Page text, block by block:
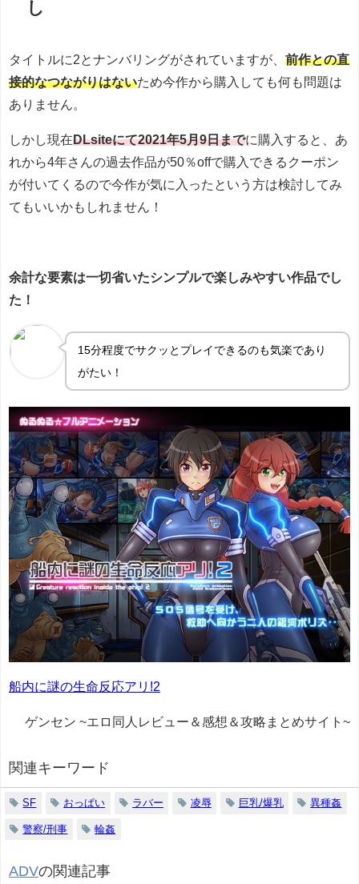
し
タイトルに2とナンバリングがされていますが、 前作との直
接的なつながりはないため今作から購入しても何も問題は
ありません。
しかし現在DLsiteにて2021年5月9日までに購入すると、あ
れから4年さんの過去作品が50％offで購入できるクーポン
が付いてくるので今作が気に入ったという方は検討してみ
てもいいかもしれません！
余計な要素は一切省いたシンプルで楽しみやすい作品でし
た！
15分程度でサクッとプレイできるのも気楽であり
がたい！
船内に謎の生命反応アリ!2
ゲンセン ~エロ同人レビュー＆感想＆攻略まとめサイト~
関連キーワード
SF おっぱい ラバー 凌辱 巨乳/爆乳 異種姦
警察/刑事 輪姦
ADVの関連記事